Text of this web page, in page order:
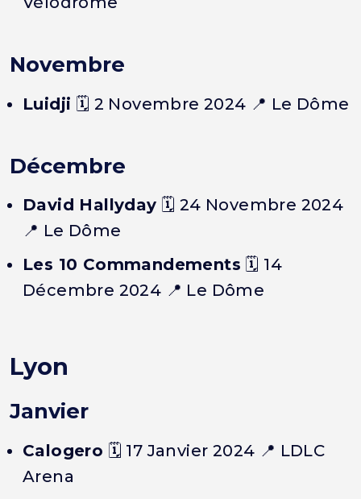
Novembre
Luidji 🗓️ 2 Novembre 2024 📍 Le Dôme
Décembre
David Hallyday 🗓️ 24 Novembre 2024
📍 Le Dôme
Les 10 Commandements 🗓️ 14
Décembre 2024 📍 Le Dôme
Lyon
Janvier
Calogero 🗓️ 17 Janvier 2024 📍 LDLC
Arena